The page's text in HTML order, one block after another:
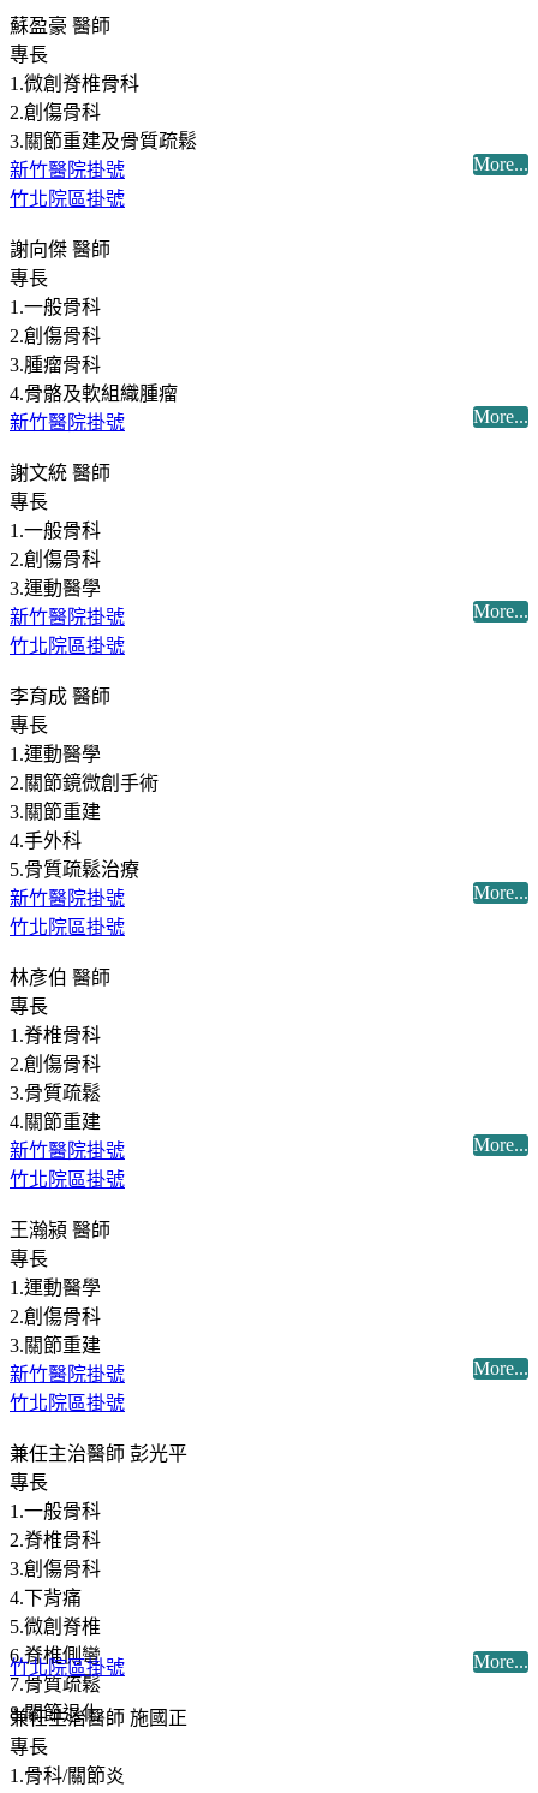
蘇盈豪 醫師
專長
1.微創脊椎骨科
2.創傷骨科
3.關節重建及骨質疏鬆
More...
新竹醫院掛號
竹北院區掛號
謝向傑 醫師
專長
1.一般骨科
2.創傷骨科
3.腫瘤骨科
4.骨骼及軟組織腫瘤
More...
新竹醫院掛號
謝文統 醫師
專長
1.一般骨科
2.創傷骨科
3.運動醫學
More...
新竹醫院掛號
竹北院區掛號
李育成 醫師
專長
1.運動醫學
2.關節鏡微創手術
3.關節重建
4.手外科
5.骨質疏鬆治療
More...
新竹醫院掛號
竹北院區掛號
林彥伯 醫師
專長
1.脊椎骨科
2.創傷骨科
3.骨質疏鬆
4.關節重建
More...
新竹醫院掛號
竹北院區掛號
王瀚潁 醫師
專長
1.運動醫學
2.創傷骨科
3.關節重建
More...
新竹醫院掛號
竹北院區掛號
兼任主治醫師 彭光平
專長
1.一般骨科
2.脊椎骨科
3.創傷骨科
4.下背痛
5.微創脊椎
6.脊椎側彎
7.骨質疏鬆
8.關節退化
More...
竹北院區掛號
兼任主治醫師 施國正
專長
1.骨科/關節炎